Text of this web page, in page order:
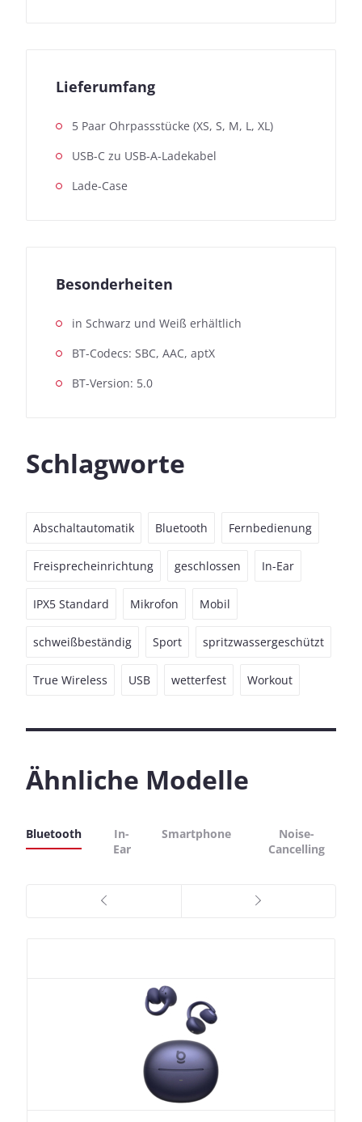
Lieferumfang
5 Paar Ohrpassstücke (XS, S, M, L, XL)
USB-C zu USB-A-Ladekabel
Lade-Case
Besonderheiten
in Schwarz und Weiß erhältlich
BT-Codecs: SBC, AAC, aptX
BT-Version: 5.0
Schlagworte
Abschaltautomatik Bluetooth Fernbedienung
Freisprecheinrichtung geschlossen In-Ear
IPX5 Standard Mikrofon Mobil
schweißbeständig Sport spritzwassergeschützt
True Wireless USB wetterfest Workout
Ähnliche Modelle
Bluetooth
In-
Ear
Smartphone
Noise-
Cancelling